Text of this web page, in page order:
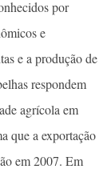
por
e
e a produção de
respondem
agrícola em
que a exportação
em 2007. Em